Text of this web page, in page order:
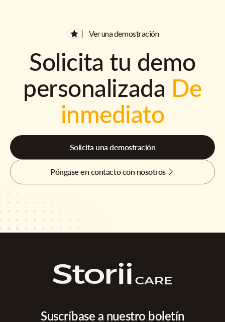
Ver una demostración
Solicita tu demo
personalizada De
inmediato
Solicita una demostración
Póngase en contacto con nosotros
Suscríbase a nuestro boletín